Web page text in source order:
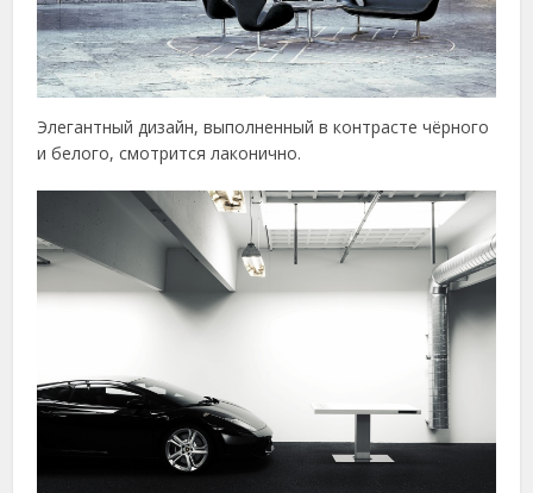
Элегантный дизайн, выполненный в контрасте чёрного
и белого, смотрится лаконично.